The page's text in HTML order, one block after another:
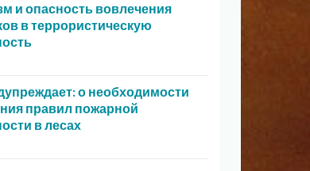
и опасность вовлечения
в террористическую
о необходимости
правил пожарной
в лесах